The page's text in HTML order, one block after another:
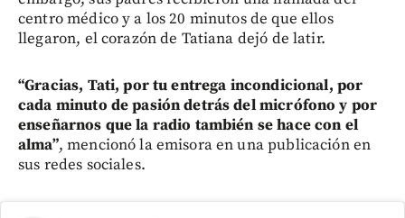
centro médico y a los 20 minutos de que ellos
llegaron, el corazón de Tatiana dejó de latir.
“Gracias, Tati, por tu entrega incondicional, por
cada minuto de pasión detrás del micrófono y por
enseñarnos que la radio también se hace con el
alma”, mencionó la emisora en una publicación en
sus redes sociales.